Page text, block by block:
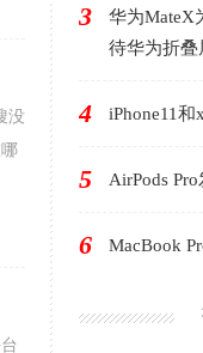
没
3
华为MateX
待华为折叠
4 iPhone11和
5 AirPods
6 MacBook